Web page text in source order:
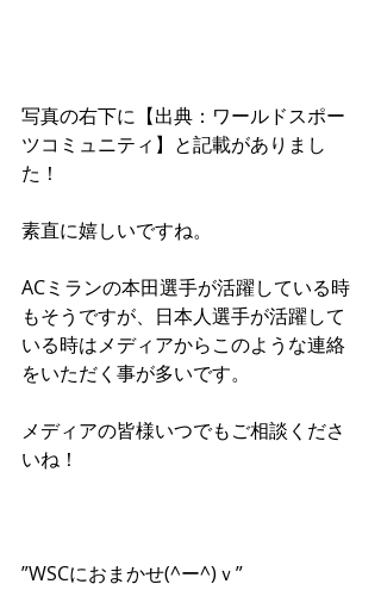
写真の右下に【出典：ワールドスポー
ツコミュニティ】と記載がありまし
た！
素直に嬉しいですね。
ACミランの本田選手が活躍している時
もそうですが、日本人選手が活躍して
いる時はメディアからこのような連絡
をいただく事が多いです。
メディアの皆様いつでもご相談くださ
いね！
”WSCにおまかせ(^ー^)ｖ”